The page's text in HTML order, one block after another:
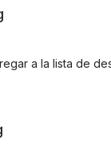
a la lista de